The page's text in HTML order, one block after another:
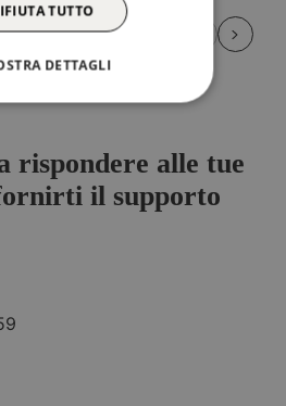
rispondere alle tue
il supporto
TUTTO
DETTAGLI